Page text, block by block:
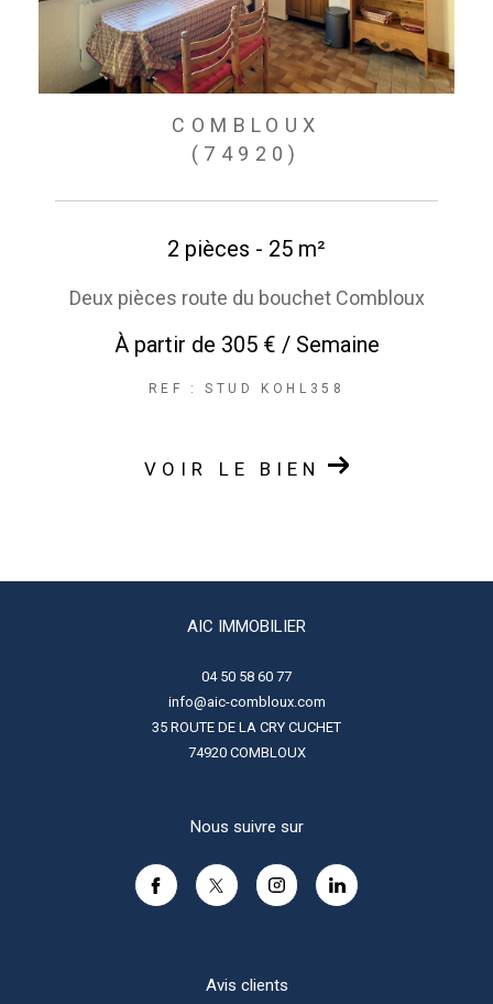
COMBLOUX
(74920)
2 pièces - 25 m²
Deux pièces route du bouchet Combloux
À partir de 305 € / Semaine
REF : STUD KOHL358
VOIR LE BIEN
AIC IMMOBILIER
04 50 58 60 77
info@aic-combloux.com
35 ROUTE DE LA CRY CUCHET
74920
COMBLOUX
Nous suivre sur
Avis clients